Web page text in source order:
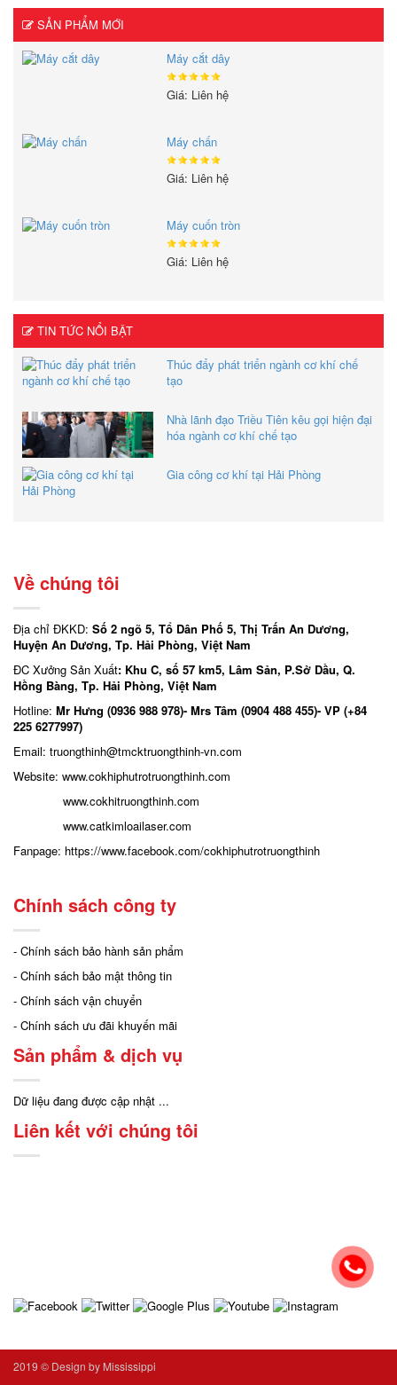
SẢN PHẨM MỚI
Máy cắt dây
Giá: Liên hệ
Máy chấn
Giá: Liên hệ
Máy cuốn tròn
Giá: Liên hệ
TIN TỨC NỔI BẬT
Thúc đẩy phát triển ngành cơ khí chế
tạo
Nhà lãnh đạo Triều Tiên kêu gọi hiện đại
hóa ngành cơ khí chế tạo
Gia công cơ khí tại Hải Phòng
Về chúng tôi
Địa chỉ ĐKKD: Số 2 ngõ 5, Tổ Dân Phố 5, Thị Trấn An Dương,
Huyện An Dương, Tp. Hải Phòng, Việt Nam
ĐC Xưởng Sản Xuất: Khu C, số 57 km5, Lâm Sản, P.Sở Dầu, Q.
Hồng Bàng, Tp. Hải Phòng, Việt Nam
Hotline: Mr Hưng (0936 988 978)- Mrs Tâm (0904 488 455)- VP (+84
225 6277997)
Email: truongthinh@tmcktruongthinh-vn.com
Website: www.cokhiphutrotruongthinh.com
www.cokhitruongthinh.com
www.catkimloailaser.com
Fanpage: https://www.facebook.com/cokhiphutrotruongthinh
Chính sách công ty
- Chính sách bảo hành sản phẩm
- Chính sách bảo mật thông tin
- Chính sách vận chuyển
- Chính sách ưu đãi khuyến mãi
Sản phẩm & dịch vụ
Dữ liệu đang được cập nhật ...
Liên kết với chúng tôi
2019 © Design by Mississippi